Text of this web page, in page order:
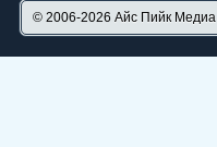
© 2006-2026 Айс Пийк Медиа